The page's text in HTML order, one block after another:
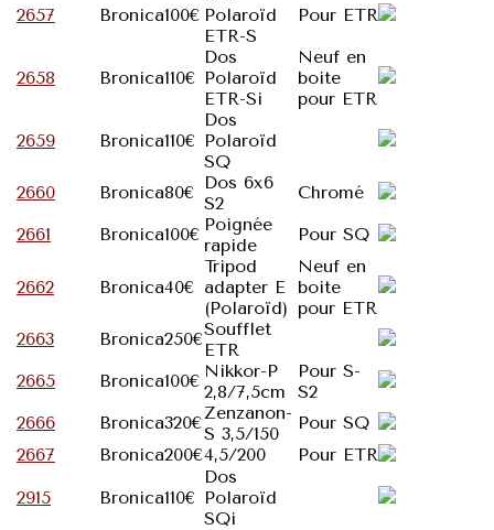
2657 Bronica100€ Polaroïd
ETR-S
Pour ETR
2658 Bronica110€
Dos
Polaroïd
ETR-Si
Neuf en
boite
pour ETR
2659
Bronica110€
Dos
Polaroïd
SQ
2660
Bronica80€ Dos 6x6
S2
Chromé
2661
Bronica100€ Poignée
rapide
Pour SQ
2662 Bronica40€
Tripod
adapter E
(Polaroïd)
Neuf en
boite
pour ETR
2663
Bronica250€Soufflet
ETR
2665
Bronica100€ Nikkor-P
2,8/7,5cm
Pour S-
S2
2666
Bronica320€Zenzanon-
S 3,5/150
Pour SQ
2667
Bronica200€4,5/200 Pour ETR
2915 Bronica110€
Dos
Polaroïd
SQi